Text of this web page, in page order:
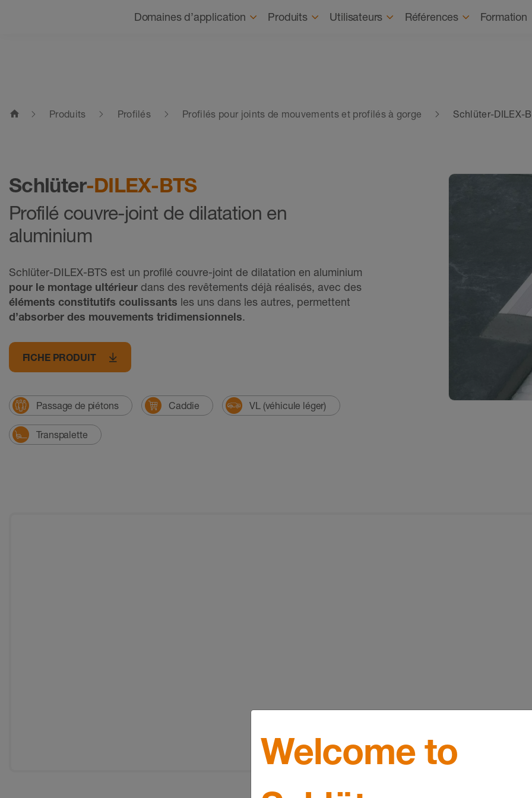
Recrutement À
Domaines d’application Produits Utilisateurs Références Formation
home Produits Profilés Profilés pour joints de mouvements et profilés à gorge Schlüter-DILEX-
Schlüter-DILEX-BTS
Profilé couvre-joint de dilatation en
aluminium
Schlüter-DILEX-BTS est un profilé couvre-joint de dilatation en aluminium
pour le montage ultérieur dans des revêtements déjà réalisés, avec des
éléments constitutifs coulissants les uns dans les autres, permettent
d’absorber des mouvements tridimensionnels.
FICHE PRODUIT
Passage de piétons Caddie VL (véhicule léger)
Transpalette
Welcome to